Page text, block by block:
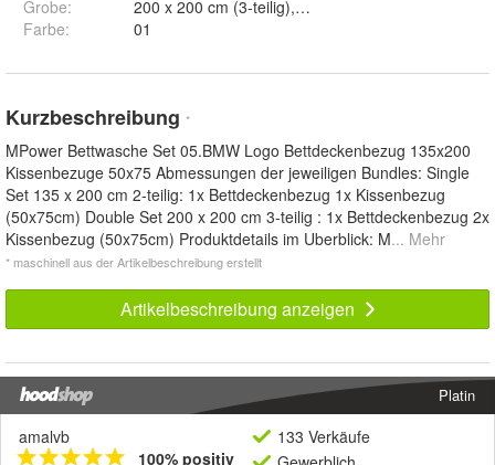
Grobe:
Farbe: 01
Kurzbeschreibung *
MPower Bettwasche Set 05.BMW Logo Bettdeckenbezug 135x200
Kissenbezuge 50x75 Abmessungen der jeweiligen Bundles: Single
Set 135 x 200 cm 2-teilig: 1x Bettdeckenbezug 1x Kissenbezug
(50x75cm) Double Set 200 x 200 cm 3-teilig : 1x Bettdeckenbezug 2x
Kissenbezug (50x75cm) Produktdetails im Uberblick: M... Mehr
* maschinell aus der Artikelbeschreibung erstellt
Artikelbeschreibung anzeigen
Platin
amalvb
100% positiv
133 Verkäufe